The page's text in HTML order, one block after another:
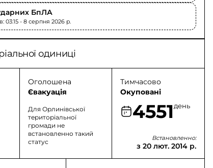
БпЛА
03:15 - 8 серпня 2026 p.
одиниці
Оголошена
Євакуація
Для Орлинівської
територіальної
громади не
встановленно такий
статус
Тимчасово
Окуповані
4551день
Встановленно:
з 20 лют. 2014 р.